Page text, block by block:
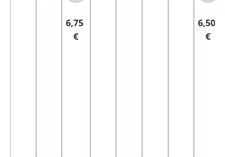
Regulärer Preis:
6,75
€
6,50
€